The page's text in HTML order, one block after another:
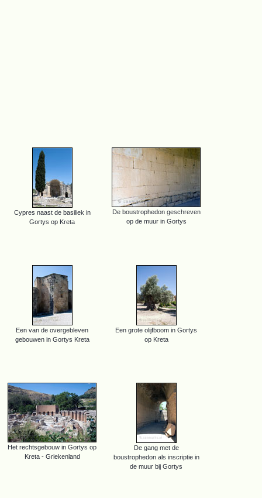
Cypres naast de basiliek in
Gortys op Kreta
De boustrophedon geschreven
op de muur in Gortys
Een van de overgebleven
gebouwen in Gortys Kreta
Een grote olijfboom in Gortys
op Kreta
Het rechtsgebouw in Gortys op
Kreta - Griekenland
De gang met de
boustrophedon als inscriptie in
de muur bij Gortys